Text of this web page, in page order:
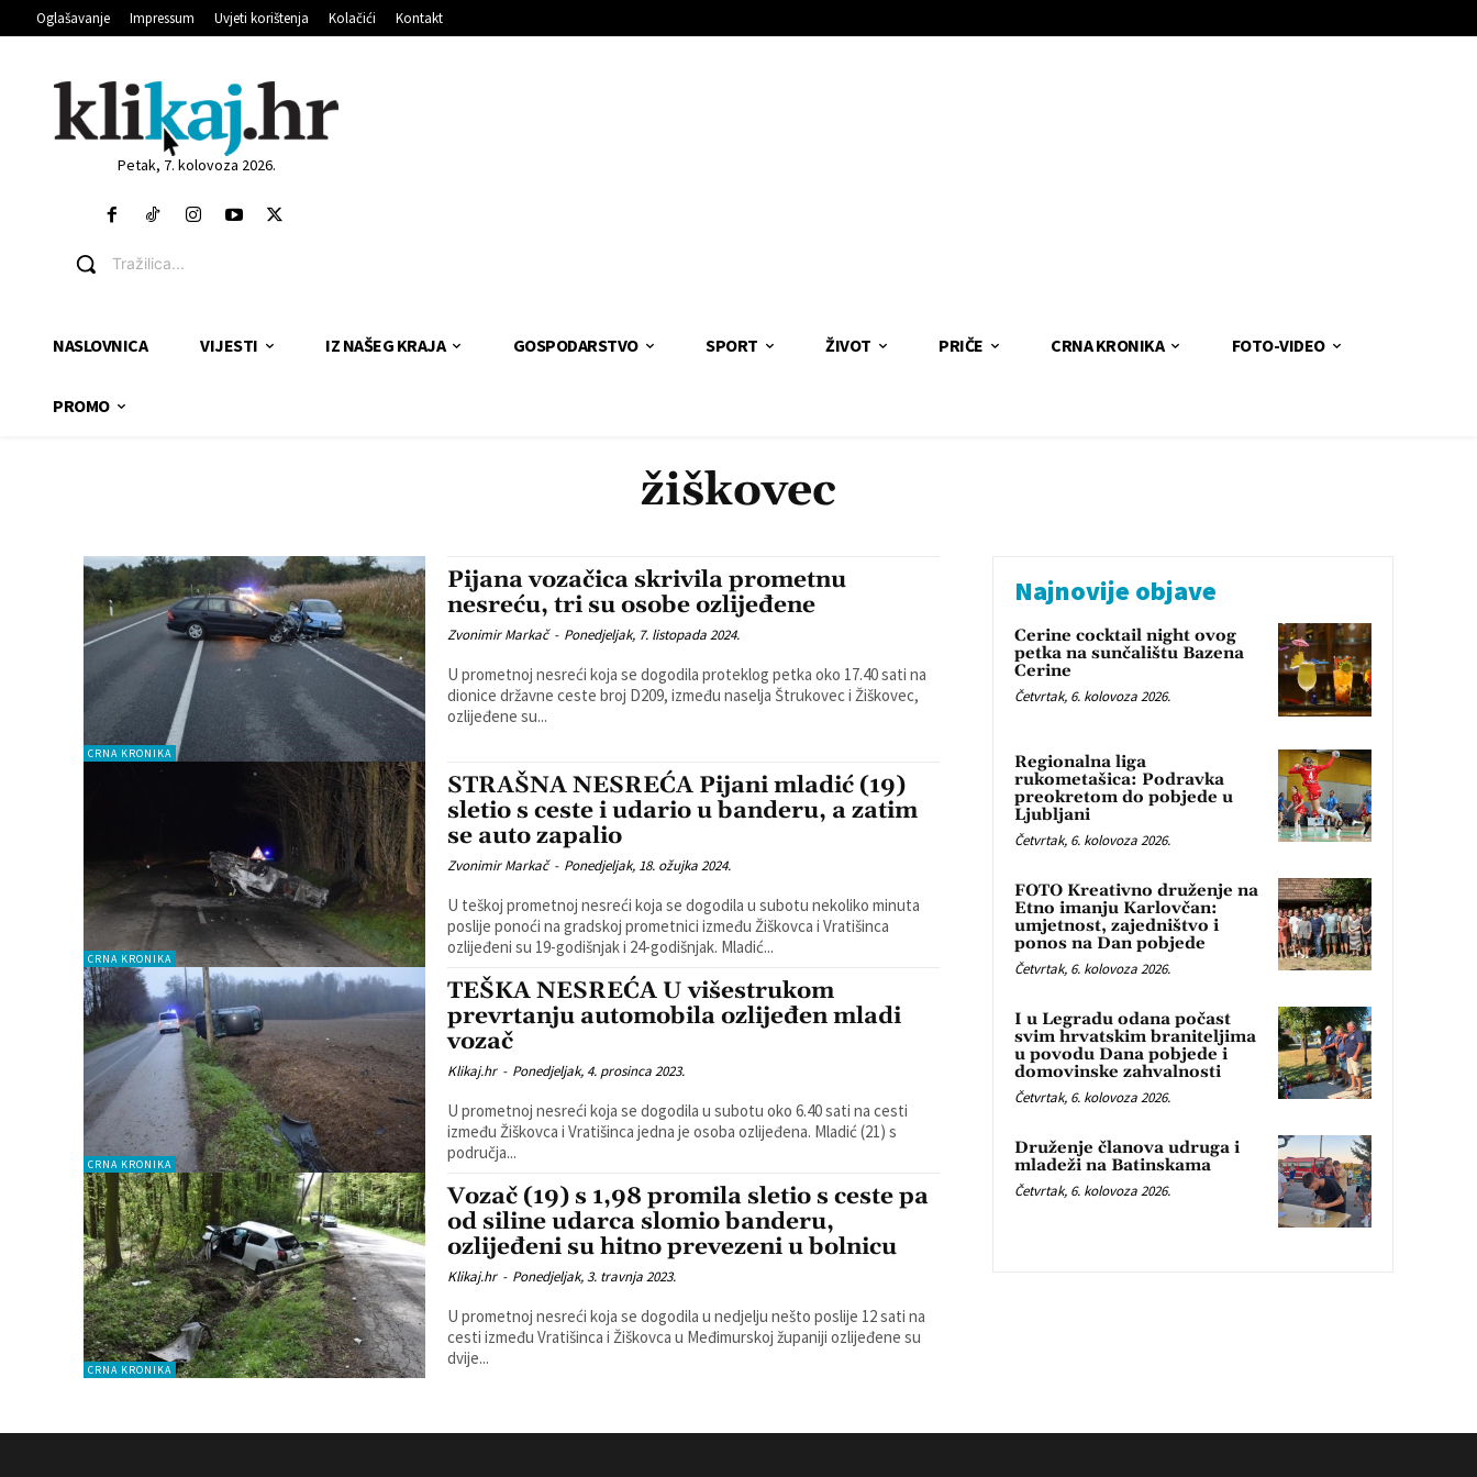
Oglašavanje Impressum Uvjeti korištenja Kolačići Kontakt
Petak, 7. kolovoza 2026.
Tražilica...
NASLOVNICA VIJESTI IZ NAŠEG KRAJA GOSPODARSTVO SPORT ŽIVOT PRIČE CRNA KRONIKA FOTO-VIDEO
PROMO
žiškovec
CRNA KRONIKA
Pijana vozačica skrivila prometnu
nesreću, tri su osobe ozlijeđene
Zvonimir Markač - Ponedjeljak, 7. listopada 2024.
U prometnoj nesreći koja se dogodila proteklog petka oko 17.40 sati na
dionice državne ceste broj D209, između naselja Štrukovec i Žiškovec,
ozlijeđene su...
CRNA KRONIKA
STRAŠNA NESREĆA Pijani mladić (19)
sletio s ceste i udario u banderu, a zatim
se auto zapalio
Zvonimir Markač - Ponedjeljak, 18. ožujka 2024.
U teškoj prometnoj nesreći koja se dogodila u subotu nekoliko minuta
poslije ponoći na gradskoj prometnici između Žiškovca i Vratišinca
ozlijeđeni su 19-godišnjak i 24-godišnjak. Mladić...
CRNA KRONIKA
TEŠKA NESREĆA U višestrukom
prevrtanju automobila ozlijeđen mladi
vozač
Klikaj.hr - Ponedjeljak, 4. prosinca 2023.
U prometnoj nesreći koja se dogodila u subotu oko 6.40 sati na cesti
između Žiškovca i Vratišinca jedna je osoba ozlijeđena. Mladić (21) s
područja...
CRNA KRONIKA
Vozač (19) s 1,98 promila sletio s ceste pa
od siline udarca slomio banderu,
ozlijeđeni su hitno prevezeni u bolnicu
Klikaj.hr - Ponedjeljak, 3. travnja 2023.
U prometnoj nesreći koja se dogodila u nedjelju nešto poslije 12 sati na
cesti između Vratišinca i Žiškovca u Međimurskoj županiji ozlijeđene su
dvije...
Najnovije objave
Cerine cocktail night ovog
petka na sunčalištu Bazena
Cerine
Četvrtak, 6. kolovoza 2026.
Regionalna liga
rukometašica: Podravka
preokretom do pobjede u
Ljubljani
Četvrtak, 6. kolovoza 2026.
FOTO Kreativno druženje na
Etno imanju Karlovčan:
umjetnost, zajedništvo i
ponos na Dan pobjede
Četvrtak, 6. kolovoza 2026.
I u Legradu odana počast
svim hrvatskim braniteljima
u povodu Dana pobjede i
domovinske zahvalnosti
Četvrtak, 6. kolovoza 2026.
Druženje članova udruga i
mladeži na Batinskama
Četvrtak, 6. kolovoza 2026.